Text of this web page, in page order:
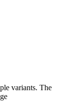
variants. The